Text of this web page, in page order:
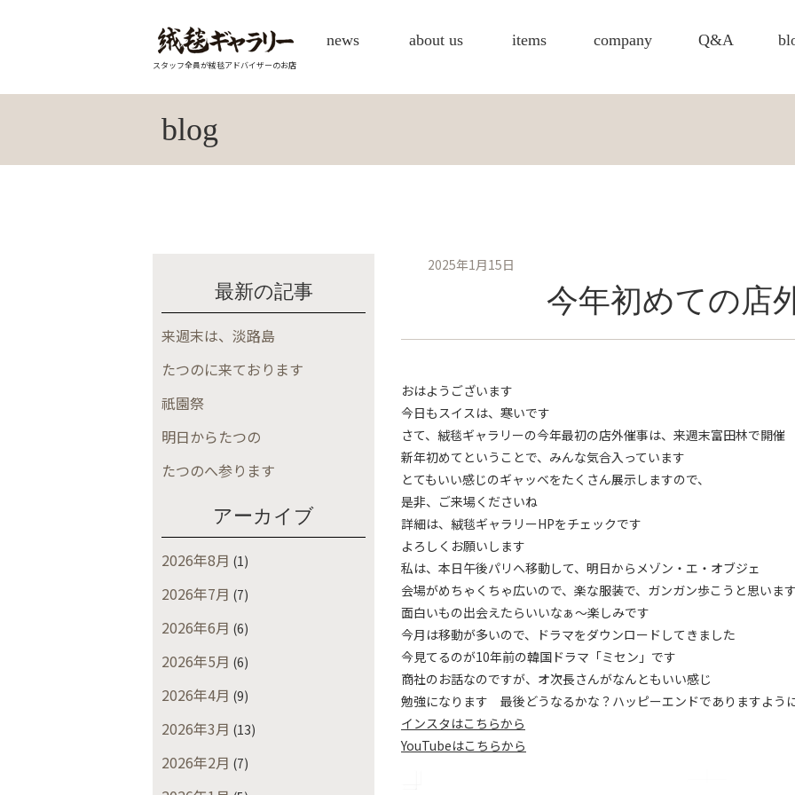
スタッフ全員が絨毯アドバイザーのお店
news about us items company Q&A
blog
最新の記事
来週末は、淡路島
たつのに来ております
祇園祭
明日からたつの
たつのへ参ります
アーカイブ
2026年8月 (1)
2026年7月 (7)
2026年6月 (6)
2026年5月 (6)
2026年4月 (9)
2026年3月 (13)
2026年2月 (7)
2025年1月15日
今年初めての店
おはようございます
今日もスイスは、寒いです
さて、絨毯ギャラリーの今年最初の店外催事は、来週末富田林で開催
新年初めてということで、みんな気合入っています
とてもいい感じのギャッベをたくさん展示しますので、
是非、ご来場くださいね
詳細は、絨毯ギャラリーHPをチェックです
よろしくお願いします
私は、本日午後パリへ移動して、明日からメゾン・エ・オブジェ
会場がめちゃくちゃ広いので、楽な服装で、ガンガン歩こうと思います
面白いもの出会えたらいいなぁ～楽しみです
今月は移動が多いので、ドラマをダウンロードしてきました
今見てるのが10年前の韓国ドラマ「ミセン」です
商社のお話なのですが、オ次長さんがなんともいい感じ
勉強になります 最後どうなるかな？ハッピーエンドでありますよう
インスタはこちらから
YouTubeはこちらから